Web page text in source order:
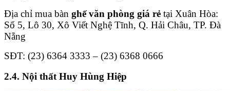
Địa chỉ mua bàn ghế văn phòng giá rẻ tại Xuân Hòa:
Số 5, Lô 30, Xô Viết Nghệ Tĩnh, Q. Hải Châu, TP. Đà
Nẵng
SĐT: (23) 6364 3333 – (23) 6368 0666
2.4. Nội thất Huy Hùng Hiệp